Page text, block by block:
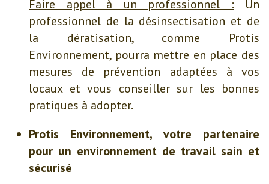
Faire appel à un professionnel : Un
professionnel de la désinsectisation et de
la dératisation, comme Protis
Environnement, pourra mettre en place des
mesures de prévention adaptées à vos
locaux et vous conseiller sur les bonnes
pratiques à adopter.
Protis Environnement, votre partenaire
pour un environnement de travail sain et
sécurisé